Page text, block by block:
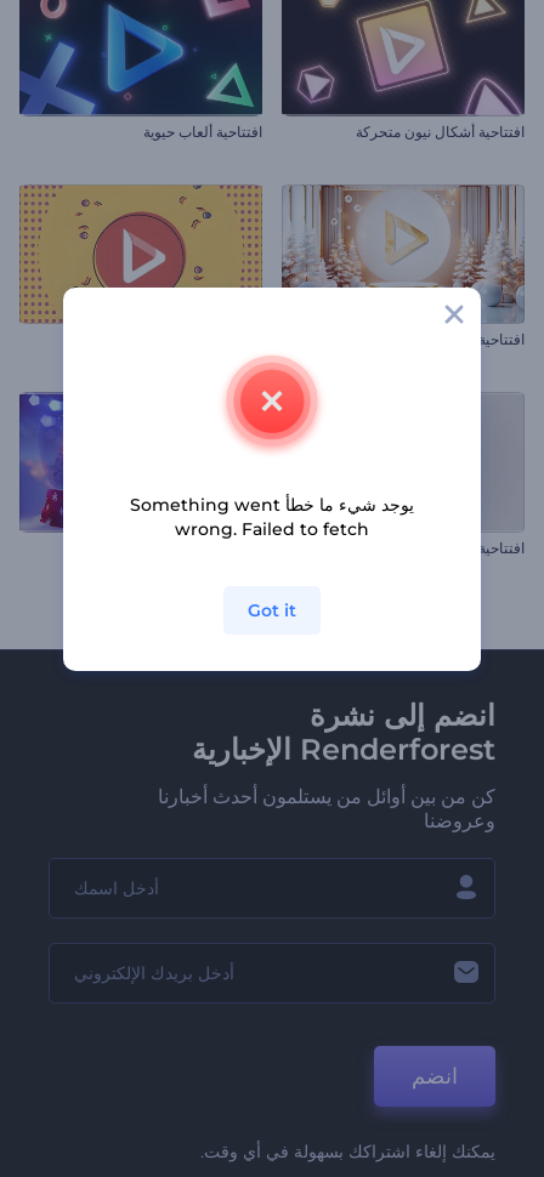
افتتاحية أشكال نيون متحركة افتتاحية ألعاب حيوية
افتتاحية كريسماس أنيقة
افتتاحية طاقة اليين واليانغ
انضم إلى نشرة
Renderforest الإخبارية
كن من بين أوائل من يستلمون أحدث أخبارنا
وعروضنا
انضم
يمكنك إلغاء اشتراكك بسهولة في أي وقت.
يوجد شيء ما خطأ Something went
wrong. Failed to fetch
Got it